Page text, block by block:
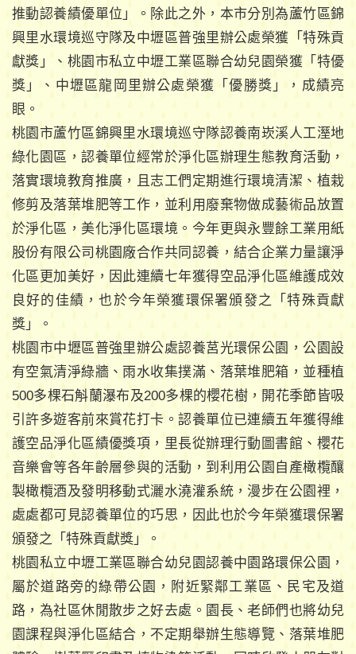
推動認養績優單位」。除此之外，本市分別為蘆竹區錦
興里水環境巡守隊及中壢區普強里辦公處榮獲「特殊貢
獻獎」、桃園市私立中壢工業區聯合幼兒園榮獲「特優
獎」、中壢區龍岡里辦公處榮獲「優勝獎」，成績亮
眼。
桃園市蘆竹區錦興里水環境巡守隊認養南崁溪人工溼地
綠化園區，認養單位經常於淨化區辦理生態教育活動，
落實環境教育推廣，且志工們定期進行環境清潔、植栽
修剪及落葉堆肥等工作，並利用廢棄物做成藝術品放置
於淨化區，美化淨化區環境。今年更與永豐餘工業用紙
股份有限公司桃園廠合作共同認養，結合企業力量讓淨
化區更加美好，因此連續七年獲得空品淨化區維護成效
良好的佳績，也於今年榮獲環保署頒發之「特殊貢獻
獎」。
桃園市中壢區普強里辦公處認養莒光環保公園，公園設
有空氣清淨綠牆、雨水收集撲滿、落葉堆肥箱，並種植
500多棵石斛蘭瀑布及200多棵的櫻花樹，開花季節皆吸
引許多遊客前來賞花打卡。認養單位已連續五年獲得維
護空品淨化區績優獎項，里長從辦理行動圖書館、櫻花
音樂會等各年齡層參與的活動，到利用公園自產橄欖釀
製橄欖酒及發明移動式灑水澆灌系統，漫步在公園裡，
處處都可見認養單位的巧思，因此也於今年榮獲環保署
頒發之「特殊貢獻獎」。
桃園私立中壢工業區聯合幼兒園認養中園路環保公園，
屬於道路旁的綠帶公園，附近緊鄰工業區、民宅及道
路，為社區休閒散步之好去處。園長、老師們也將幼兒
園課程與淨化區結合，不定期舉辦生態導覽、落葉堆肥